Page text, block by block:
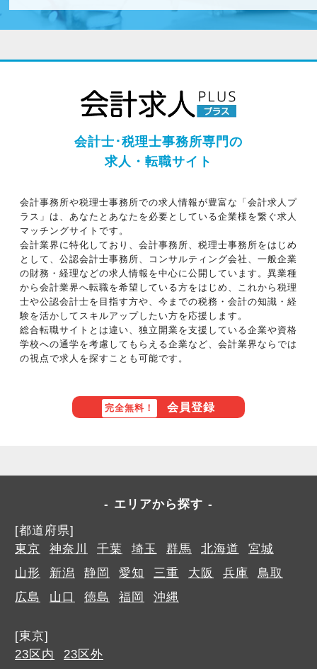
会計士･税理士事務所専門の
求人・転職サイト
会計事務所や税理士事務所での求人情報が豊富な「会計求人プ
ラス」は、あなたとあなたを必要としている企業様を繋ぐ求人
マッチングサイトです。
会計業界に特化しており、会計事務所、税理士事務所をはじめ
として、公認会計士事務所、コンサルティング会社、一般企業
の財務・経理などの求人情報を中心に公開しています。異業種
から会計業界へ転職を希望している方をはじめ、これから税理
士や公認会計士を目指す方や、今までの税務・会計の知識・経
験を活かしてスキルアップしたい方を応援します。
総合転職サイトとは違い、独立開業を支援している企業や資格
学校への通学を考慮してもらえる企業など、会計業界ならでは
の視点で求人を探すことも可能です。
完全無料！ 会員登録
エリアから探す
[都道府県]
東京
神奈川 千葉 埼玉 群馬 北海道
宮城
山形
新潟 静岡 愛知 三重 大阪 兵庫
鳥取
広島
山口 徳島 福岡 沖縄
[東京]
23区内
23区外